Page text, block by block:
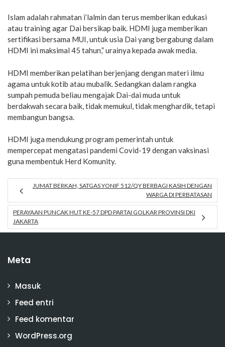
Islam adalah rahmatan i’lalmin dan terus memberikan edukasi
atau training agar Dai bersikap baik. HDMI juga memberikan
sertifikasi bersama MUI, untuk usia Dai yang bergabung dalam
HDMI ini maksimal 45 tahun,” urainya kepada awak media.
HDMI memberikan pelatihan berjenjang dengan materi ilmu
agama untuk kotib atau mubalik. Sedangkan dalam rangka
sumpah pemuda beliau mengajak Dai-dai muda untuk
berdakwah secara baik, tidak memukul, tidak menghardik, tetapi
membangun bangsa.
HDMI juga mendukung program pemerintah untuk
mempercepat mengatasi pandemi Covid-19 dengan vaksinasi
guna membentuk Herd Komunity.
JUMAT BERKAH, SATGAS YONIF 512/QY BERBAGI KASIH DENGAN
WARGA DI PERBATASAN
PERAYAAN PUNCAK HUT KE-57 DPD PARTAI GOLKAR PROVINSI DKI
JAKARTA
Meta
Masuk
Feed entri
Feed komentar
WordPress.org